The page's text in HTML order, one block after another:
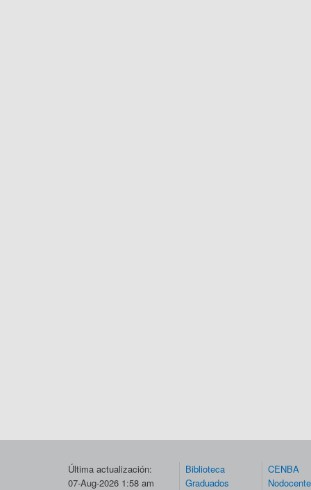
Última actualización:
07-Aug-2026 1:58 am
Biblioteca
Graduados
CENBA